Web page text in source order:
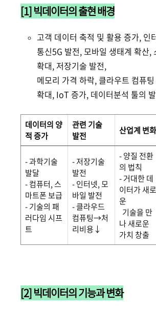
[1] 빅데이터의 출현 배경
고객 데이터 축적 및 활용 증가, 인
통신5G 발전, 모바일 생태계 확산,
확대, 저장기술 발전,
메모리 가격 하락, 클라우트 컴퓨
확대, IoT 증가, 데이터분석 툴의
데이터의 양
적 증가
관련 기술
발전
산업계 변화
- 과학기술
발달
- 컴퓨터, 스
마트폰 보급
- 기술의 패
러다임 시프
트
- 저장기술
발전
- 인터넷, 모
바일 발전
- 클라우드
컴퓨팅→처
리비용↓
- 양질 전환
의 법칙
- 거대한 데
이터가 새로
운
기술을 만
나 새로운
가치 창출
[2] 빅데이터의 기능과 변화